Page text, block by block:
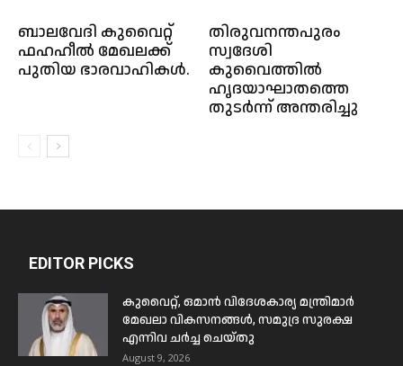
ബാലവേദി കുവൈറ്റ്
ഫഹഹീൽ മേഖലക്ക്
പുതിയ ഭാരവാഹികൾ.
തിരുവനന്തപുരം
സ്വദേശി
കുവൈത്തിൽ
ഹൃദയാഘാതത്തെ
തുടർന്ന് അന്തരിച്ചു
EDITOR PICKS
കുവൈറ്റ്, ഒമാൻ വിദേശകാര്യ മന്ത്രിമാർ
മേഖലാ വികസനങ്ങൾ, സമുദ്ര സുരക്ഷ
എന്നിവ ചർച്ച ചെയ്തു
August 9, 2026